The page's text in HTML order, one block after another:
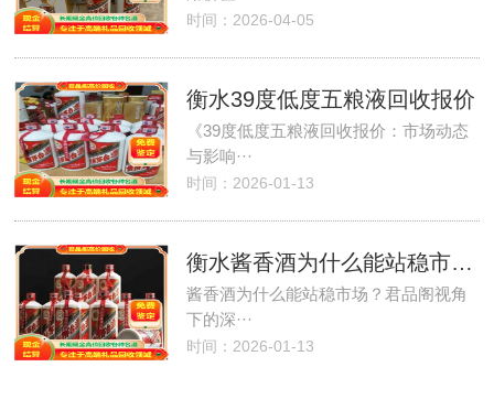
时间：2026-04-05
衡水39度低度五粮液回收报价
《39度低度五粮液回收报价：市场动态
与影响···
时间：2026-01-13
衡水酱香酒为什么能站稳市场？
酱香酒为什么能站稳市场？君品阁视角
下的深···
时间：2026-01-13